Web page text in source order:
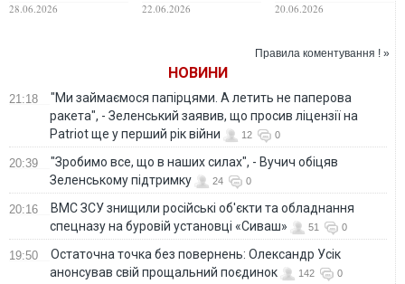
нагороду – орден
28.06.2026
Європейської ради
22.06.2026
Зеленського
20.06.2026
Правила коментування ! »
НОВИНИ
21:18
"Ми займаємося папірцями. А летить не паперова
ракета", - Зеленський заявив, що просив ліцензії на
Patriot ще у перший рік війни
12 0
20:39
"Зробимо все, що в наших силах", - Вучич обіцяв
Зеленському підтримку
24 0
20:16
ВМС ЗСУ знищили російські об'єкти та обладнання
спецназу на буровій установці «Сиваш»
51 0
19:50
Остаточна точка без повернень: Олександр Усік
анонсував свій прощальний поєдинок
142 0